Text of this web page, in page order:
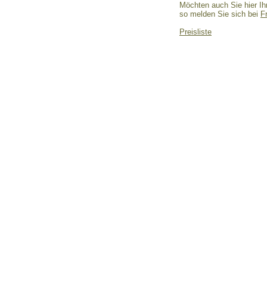
Möchten auch Sie hier
so melden Sie sich bei
Preisliste